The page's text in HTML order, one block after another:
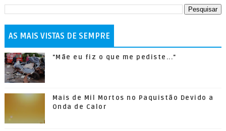
AS MAIS VISTAS DE SEMPRE
"Mãe eu fiz o que me pediste..."
Mais de Mil Mortos no Paquistão Devido a
Onda de Calor